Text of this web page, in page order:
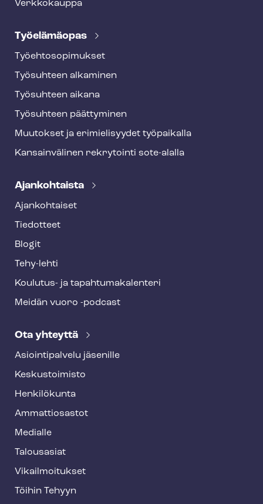
Verkkokauppa
Työelämäopas
Työ­eh­to­so­pi­muk­set
Työsuhteen alkaminen
Työsuhteen aikana
Työsuhteen päättyminen
Muutokset ja erimielisyydet työpaikalla
Kansainvälinen rekrytointi sote-alalla
Ajankohtaista
Ajankohtaiset
Tiedotteet
Blogit
Tehy-lehti
Koulutus- ja ta­pah­tu­ma­ka­len­te­ri
Meidän vuoro -podcast
Ota yhteyttä
Asioin­ti­pal­ve­lu jäsenille
Keskustoimisto
Henkilökunta
Ammattiosastot
Medialle
Talousasiat
Vi­kail­moi­tuk­set
Töihin Tehyyn